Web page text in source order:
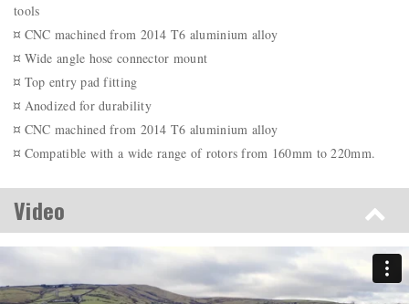
tools
¤ CNC machined from 2014 T6 aluminium alloy
¤ Wide angle hose connector mount
¤ Top entry pad fitting
¤ Anodized for durability
¤ CNC machined from 2014 T6 aluminium alloy
¤ Compatible with a wide range of rotors from 160mm to 220mm.
Video